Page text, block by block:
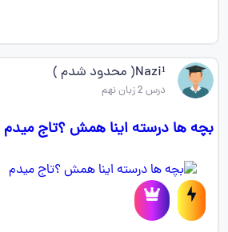
Nazi¹( محدود شدم )
درس 2 زبان نهم
بچه ها درسته اینا همش ؟تاج میدم